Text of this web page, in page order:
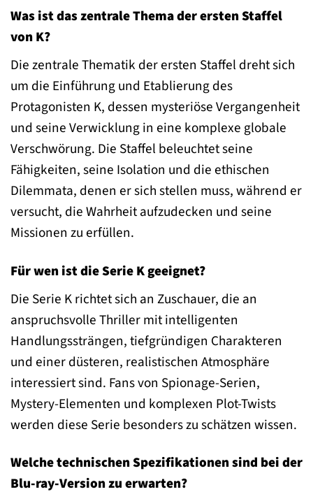
Was ist das zentrale Thema der ersten Staffel
von K?
Die zentrale Thematik der ersten Staffel dreht sich
um die Einführung und Etablierung des
Protagonisten K, dessen mysteriöse Vergangenheit
und seine Verwicklung in eine komplexe globale
Verschwörung. Die Staffel beleuchtet seine
Fähigkeiten, seine Isolation und die ethischen
Dilemmata, denen er sich stellen muss, während er
versucht, die Wahrheit aufzudecken und seine
Missionen zu erfüllen.
Für wen ist die Serie K geeignet?
Die Serie K richtet sich an Zuschauer, die an
anspruchsvolle Thriller mit intelligenten
Handlungssträngen, tiefgründigen Charakteren
und einer düsteren, realistischen Atmosphäre
interessiert sind. Fans von Spionage-Serien,
Mystery-Elementen und komplexen Plot-Twists
werden diese Serie besonders zu schätzen wissen.
Welche technischen Spezifikationen sind bei der
Blu-ray-Version zu erwarten?